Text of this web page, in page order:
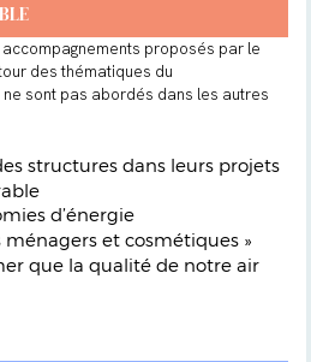
proposés par le
des thématiques du
sont pas abordés dans les autres
structures dans leurs projets
d’énergie
ménagers et cosmétiques »
que la qualité de notre air